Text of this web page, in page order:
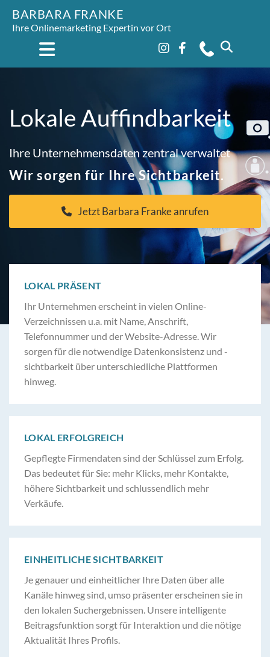
BARBARA FRANKE
Ihre Onlinemarketing Expertin vor Ort
Lokale Auffindbarkeit
Ihre Unternehmensdaten zentral verwaltet
Wir sorgen für Ihre Sichtbarkeit.
Jetzt Barbara Franke anrufen
LOKAL PRÄSENT
Ihr Unternehmen erscheint in vielen Online-
Verzeichnissen u.a. mit Name, Anschrift,
Telefonnummer und der Website-Adresse. Wir
sorgen für die notwendige Datenkonsistenz und -
sichtbarkeit über unterschiedliche Plattformen
hinweg.
LOKAL ERFOLGREICH
Gepflegte Firmendaten sind der Schlüssel zum Erfolg.
Das bedeutet für Sie: mehr Klicks, mehr Kontakte,
höhere Sichtbarkeit und schlussendlich mehr
Verkäufe.
EINHEITLICHE SICHTBARKEIT
Je genauer und einheitlicher Ihre Daten über alle
Kanäle hinweg sind, umso präsenter erscheinen sie in
den lokalen Suchergebnissen. Unsere intelligente
Beitragsfunktion sorgt für Interaktion und die nötige
Aktualität Ihres Profils.